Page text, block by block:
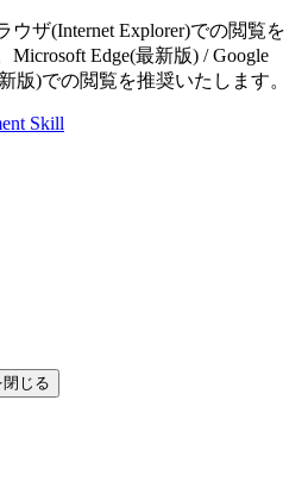
ザ(Internet Explorer)での閲覧を
Edge(最新版) / Google
版)での閲覧を推奨いたします。
閉じる